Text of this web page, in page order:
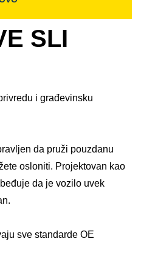
SLI
i građevinsku
da pruži pouzdanu
osloniti. Projektovan kao
da je vozilo uvek
sve standarde OE